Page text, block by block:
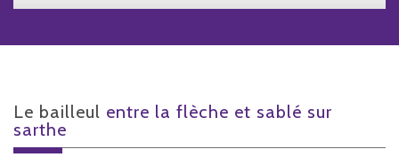
le bailleul entre la flèche et sablé sur
sarthe